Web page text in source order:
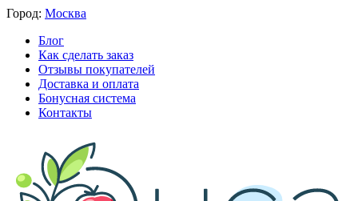
Город: Москва
Блог
Как сделать заказ
Отзывы покупателей
Доставка и оплата
Бонусная система
Контакты